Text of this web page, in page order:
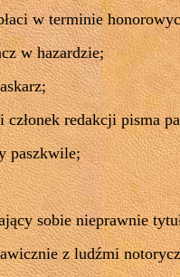
w terminie
w hazardzie;
członek redakcji pisma
paszkwile;
sobie nieprawnie
z ludźmi